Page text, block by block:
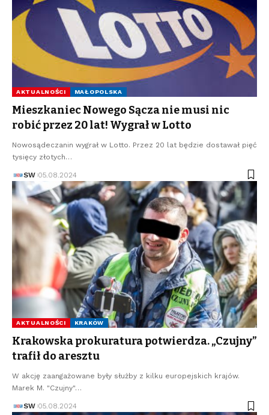
AKTUALNOŚCI MAŁOPOLSKA
Mieszkaniec Nowego Sącza nie musi nic
robić przez 20 lat! Wygrał w Lotto
Nowosądeczanin wygrał w Lotto. Przez 20 lat będzie dostawał pięć
tysięcy złotych…
SW 05.08.2024
AKTUALNOŚCI KRAKÓW
Krakowska prokuratura potwierdza. „Czujny”
trafił do aresztu
W akcję zaangażowane były służby z kilku europejskich krajów.
Marek M. "Czujny"…
SW 05.08.2024